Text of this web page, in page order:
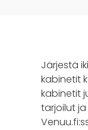
Järjestä
kabinetit
kabinetit
tarjoilut